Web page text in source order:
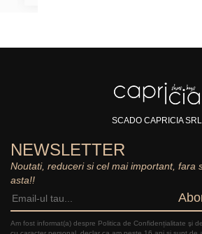
SCADO CAPRICIA SRL
NEWSLETTER
Noutati, reduceri si cel mai important, fara
asta!!
Am fost informat(a) despre Politica de Confidențialitate şi